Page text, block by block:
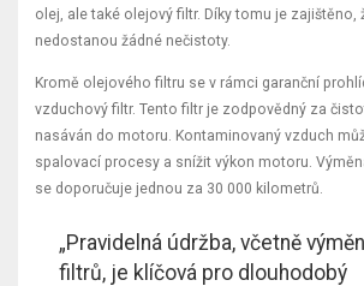
olej, ale také olejový filtr. Díky tomu je zajištěno,
nedostanou žádné nečistoty.
Kromě olejového filtru se v rámci garanční
vzduchový filtr. Tento filtr je zodpovědný za
nasáván do motoru. Kontaminovaný vzduch
spalovací procesy a snížit výkon motoru.
se doporučuje jednou za 30 000 kilometrů.
„Pravidelná údržba, včetně
filtrů, je klíčová pro dlouhodobý